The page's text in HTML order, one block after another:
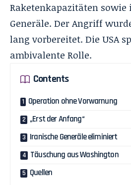
Raketenkapazitäten sowie
Generäle. Der Angriff
lang vorbereitet. Die USA
ambivalente Rolle.
Contents
Operation ohne Vorwarnung
„Erst der Anfang“
Iranische Generäle eliminiert
Täuschung aus Washington
Quellen